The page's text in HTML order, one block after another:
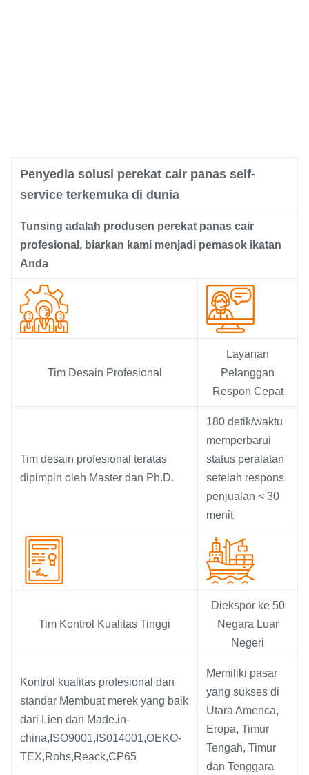
Penyedia solusi perekat cair panas self-
service terkemuka di dunia
Tunsing adalah produsen perekat panas cair
profesional, biarkan kami menjadi pemasok ikatan
Anda
Tim Desain Profesional
Layanan
Pelanggan
Respon Cepat
Tim desain profesional teratas
dipimpin oleh Master dan Ph.D.
180 detik/waktu
memperbarui
status peralatan
setelah respons
penjualan < 30
menit
Tim Kontrol Kualitas Tinggi
Diekspor ke 50
Negara Luar
Negeri
Kontrol kualitas profesional dan
standar Membuat merek yang baik
dari Lien dan Made.in-
china,ISO9001,IS014001,OEKO-
TEX,Rohs,Reack,CP65
Memiliki pasar
yang sukses di
Utara Amenca,
Eropa, Timur
Tengah, Timur
dan Tenggara